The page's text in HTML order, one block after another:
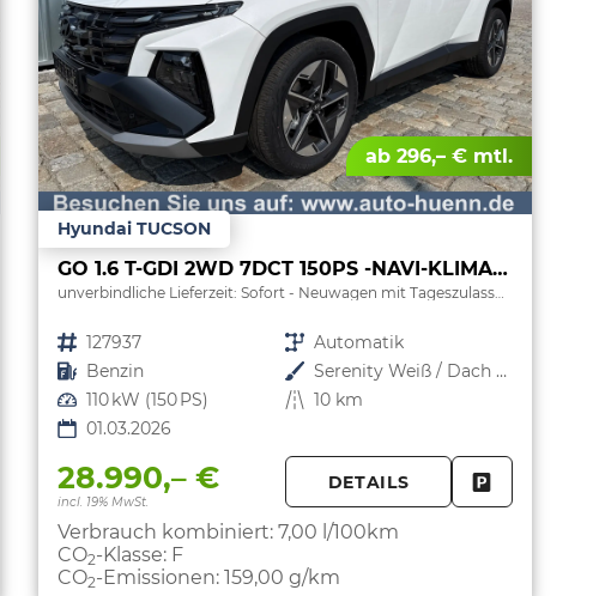
PARKEN
ab 296,– € mtl.
Hyundai TUCSON
GO 1.6 T-GDI 2WD 7DCT 150PS -NAVI-KLIMAAUTOM-ALU18"-SHZ-WINTER-LED-PDC-KAMERA-KEYLESS GO-Sofort
unverbindliche Lieferzeit: Sofort Neuwagen mit Tageszulassung
Fahrzeugnr. 127937 Getriebe Automatik
Kraftstoff Benzin Außenfarbe
Serenity Weiß / Dach Schwarz
Leistung 110 kW (150 PS) Kilometerstand 10 km
01.03.2026
28.990,– €
incl. 19% MwSt.
DETAILS
Verbrauch kombiniert: 7,00 l/100km
CO2-Klasse: F
CO2-Emissionen: 159,00 g/km